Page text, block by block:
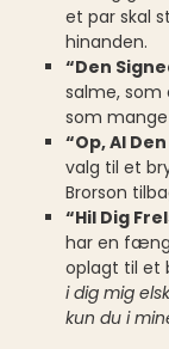
et par skal
hinanden.
“Den
salme, som
som
“Op, Al
valg til et
Brorson
“Hil Dig
har en
oplagt til et
i dig mig
kun du i